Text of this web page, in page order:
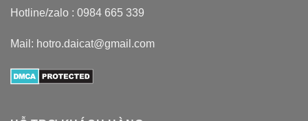
Hotline/zalo : 0984 665 339
Mail: hotro.daicat@gmail.com